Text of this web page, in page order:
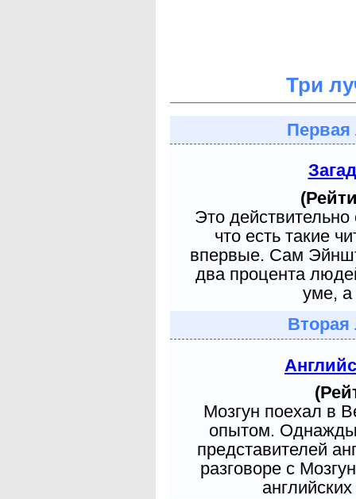
Три
Первая
Это
что есть такие
впервые. Сам
два процента
уме, а
Вторая
Мозгун поехал в
опытом. Однажды
представителей
разговоре с